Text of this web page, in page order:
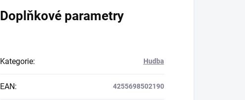
Doplňkové parametry
Kategorie: Hudba
EAN: 4255698502190